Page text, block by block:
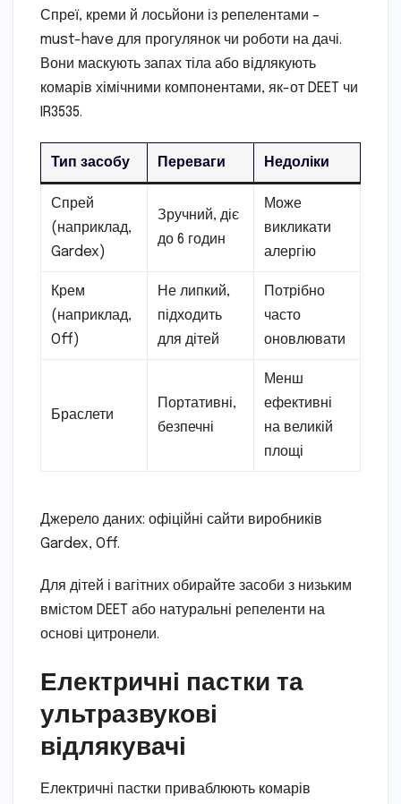
Спреї, креми й лосьйони із репелентами –
must-have для прогулянок чи роботи на дачі.
Вони маскують запах тіла або відлякують
комарів хімічними компонентами, як-от DEET чи
IR3535.
Тип засобу Переваги Недоліки
Спрей
(наприклад,
Gardex)
Зручний, діє
до 6 годин
Може
викликати
алергію
Крем
(наприклад,
Off)
Не липкий,
підходить
для дітей
Потрібно
часто
оновлювати
Браслети
Портативні,
безпечні
Менш
ефективні
на великій
площі
Джерело даних: офіційні сайти виробників
Gardex, Off.
Для дітей і вагітних обирайте засоби з низьким
вмістом DEET або натуральні репеленти на
основі цитронели.
Електричні пастки та
ультразвукові
відлякувачі
Електричні пастки приваблюють комарів